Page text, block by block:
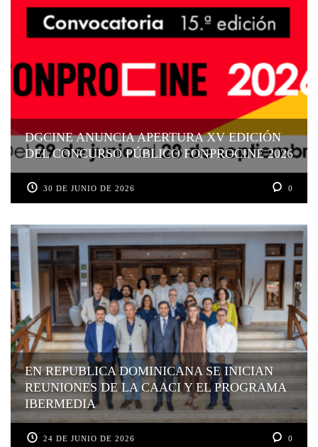
DGCINE ANUNCIA APERTURA XV EDICIÓN
DEL CONCURSO PÚBLICO FONPROCINE 2026
30 DE JUNIO DE 2026 0
EN REPUBLICA DOMINICANA SE INICIAN
REUNIONES DE LA CAACI Y EL PROGRAMA
IBERMEDIA
24 DE JUNIO DE 2026 0